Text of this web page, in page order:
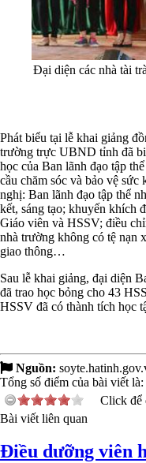
Đại diện các nhà tài
Phát biểu tại lễ khai giảng
trường trực UBND tỉnh đã
học của Ban lãnh đạo tập
cầu chăm sóc và bảo vệ
nghị: Ban lãnh đạo tập thể
kết, sáng tạo; khuyến khích
Giáo viên và HSSV; điều
nhà trường không có tệ nạn
giao thông…
Sau lễ khai giảng, đại diện
đã trao học bỏng cho 43
HSSV đã có thành tích học
Nguồn:
Tổng số điểm của bài viết là:
Click để
Bài viết liên quan
Điều dưỡng viên